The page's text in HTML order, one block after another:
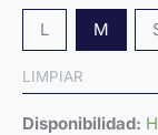
L M
LIMPIAR
Disponibilidad: